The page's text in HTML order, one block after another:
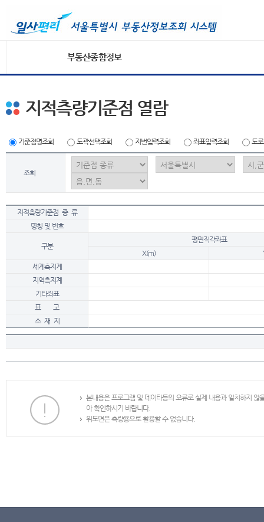
부동산종합정보
지적측량기준점 열람
기준점명조회 도곽선택조회 지번입력조회 좌표입력조회 도
조회
지적측량기준점 종 류
명칭 및 번호
구분
평면직각좌표
X(m)
세계측지계
지역측지계
기타좌표
표 고
소 재 지
본내용은 프로그램 및 데이타등의 오류로 실제 내용과 일치하지
아 확인하시기 바랍니다.
위도면은 측량용으로 활용할 수 없습니다.